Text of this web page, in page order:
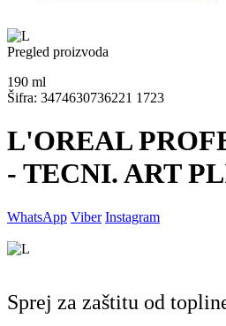
Pregled proizvoda
190 ml
Šifra: 3474630736221 1723
L'OREAL
- TECNI. ART
WhatsApp Viber Instagram
Sprej za zaštitu od